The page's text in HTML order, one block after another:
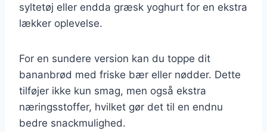
syltetøj eller endda græsk yoghurt for en ekstra
lækker oplevelse.
For en sundere version kan du toppe dit
bananbrød med friske bær eller nødder. Dette
tilføjer ikke kun smag, men også ekstra
næringsstoffer, hvilket gør det til en endnu
bedre snackmulighed.